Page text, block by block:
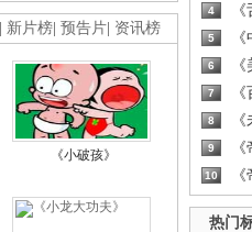
新片榜 预告片 资讯榜
《小破孩》
4
5
6
7
8
9
10
热门